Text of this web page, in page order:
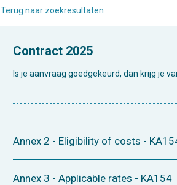
Terug naar zoekresultaten
Contract 2025
Is je aanvraag goedgekeurd, dan krijg je
Annex 2 - Eligibility of costs -
Annex 3 - Applicable rates - KA154